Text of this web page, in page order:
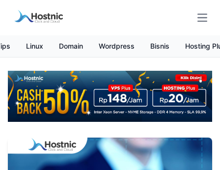
Linux Domain Wordpress Bisnis Hosting